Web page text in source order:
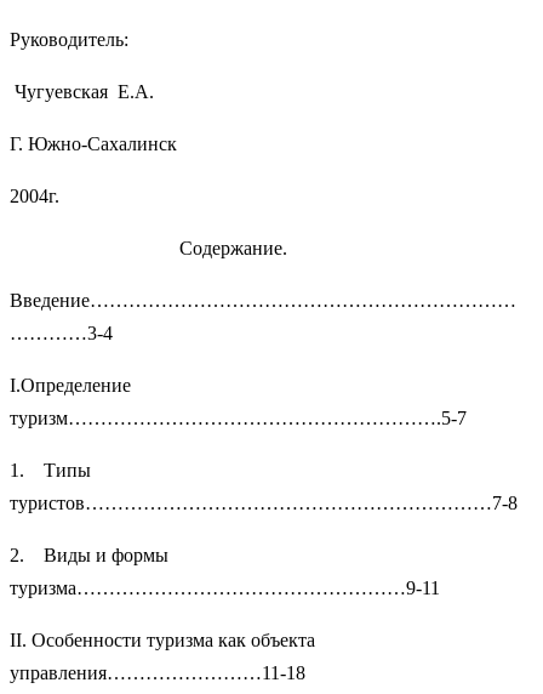
Руководитель:
Чугуевская Е.А.
Г. Южно-Сахалинск
2004г.
Содержание.
Введение…………………………………………………………
…………3-4
I.Определение
туризм………………………………………………….5-7
1. Типы
туристов………………………………………………………7-8
2. Виды и формы
туризма……………………………………………9-11
II. Особенности туризма как объекта
управления……………………11-18